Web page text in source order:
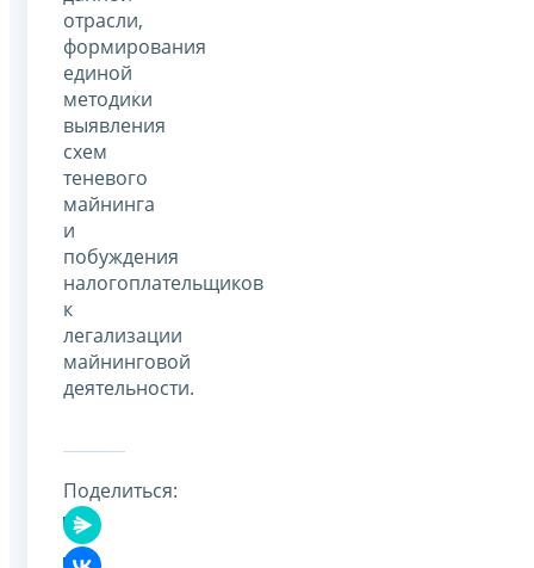
отрасли,
формирования
единой
методики
выявления
схем
теневого
майнинга
и
побуждения
налогоплательщиков
к
легализации
майнинговой
деятельности.
Поделиться: